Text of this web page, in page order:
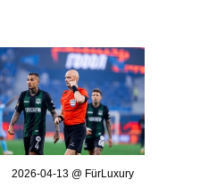
2026-04-13 @ FürLuxury